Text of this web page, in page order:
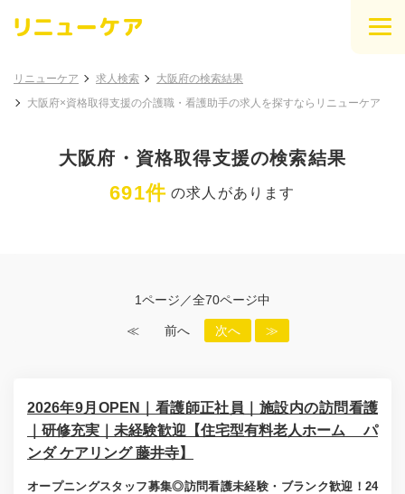
リニューケア 求人検索
大阪府の検索結果
大阪府×資格取得支援の介護職・看護助手の求人を探すならリニューケア
大阪府・資格取得支援の検索結果
691件 の求人があります
1ページ／全70ページ中
≪ 前へ 次へ ≫
2026年9月OPEN｜看護師正社員｜施設内の訪問看護
｜研修充実｜未経験歓迎【住宅型有料老人ホーム パ
ンダ ケアリング 藤井寺】
オープニングスタッフ募集◎訪問看護未経験・ブランク歓迎！24